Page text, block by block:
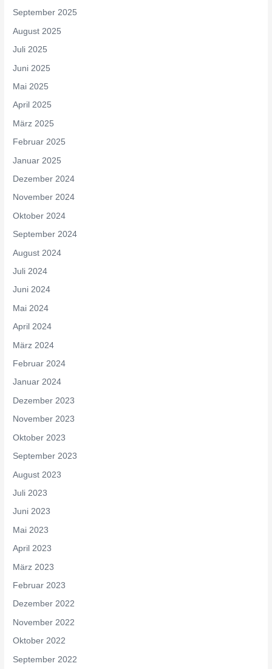
September 2025
August 2025
Juli 2025
Juni 2025
Mai 2025
April 2025
März 2025
Februar 2025
Januar 2025
Dezember 2024
November 2024
Oktober 2024
September 2024
August 2024
Juli 2024
Juni 2024
Mai 2024
April 2024
März 2024
Februar 2024
Januar 2024
Dezember 2023
November 2023
Oktober 2023
September 2023
August 2023
Juli 2023
Juni 2023
Mai 2023
April 2023
März 2023
Februar 2023
Dezember 2022
November 2022
Oktober 2022
September 2022